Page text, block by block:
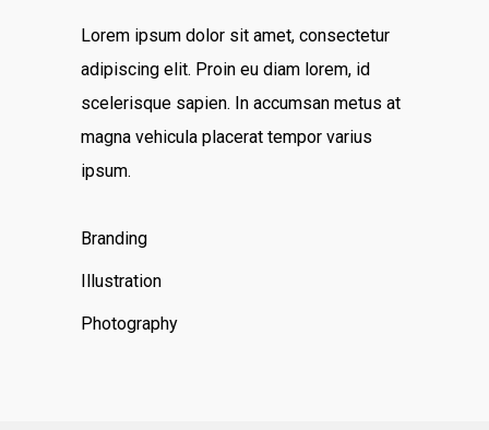
Lorem ipsum dolor sit amet, consectetur
adipiscing elit. Proin eu diam lorem, id
scelerisque sapien. In accumsan metus at
magna vehicula placerat tempor varius
ipsum.
Branding
Illustration
Photography